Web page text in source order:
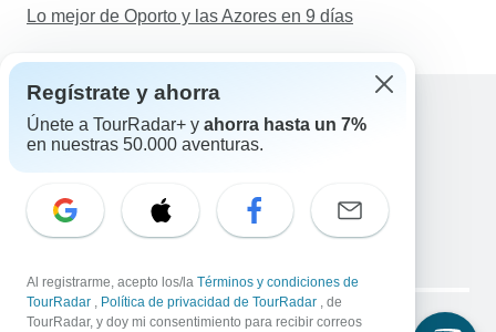
Lo mejor de Oporto y las Azores en 9 días
Ayuda
Correo electrónico: support@tourradar.com
Selecciona el idioma
Copyright © TourRadar. Todos los derechos reservados.
Aviso legal Política de privacidad Cookies
Regístrate y ahorra
Únete a TourRadar+ y ahorra hasta un 7%
en nuestras 50.000 aventuras.
Al registrarme, acepto los/la Términos y condiciones de
TourRadar , Política de privacidad de TourRadar , de
TourRadar, y doy mi consentimiento para recibir correos